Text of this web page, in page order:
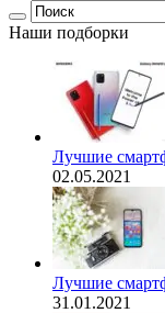
Наши подборки
Лучшие
02.05.2021
Лучшие
31.01.2021